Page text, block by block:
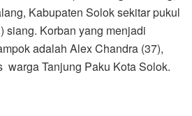
Kabupaten Solok sekitar pukul
siang. Korban yang menjadi
adalah Alex Chandra (37),
warga Tanjung Paku Kota Solok.